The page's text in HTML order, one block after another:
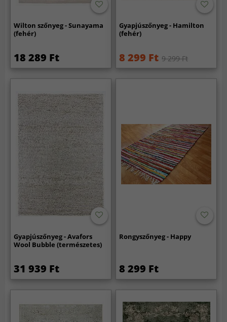
Wilton szőnyeg - Sunayama
(fehér)
18 289 Ft
Gyapjúszőnyeg - Hamilton
(fehér)
8 299 Ft 9 299 Ft
Gyapjúszőnyeg - Avafors
Wool Bubble (természetes)
31 939 Ft
Rongyszőnyeg - Happy
8 299 Ft